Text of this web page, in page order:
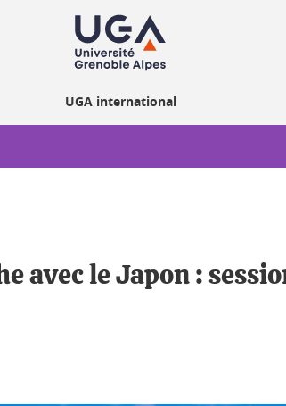
UGA international
avec le Japon :